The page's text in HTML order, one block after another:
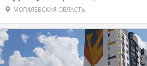
МОГИЛЕВСКАЯ ОБЛАСТЬ